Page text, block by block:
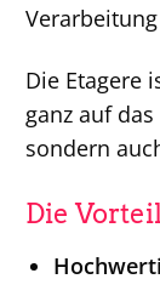
Die Etagere
ganz auf
sondern
Die